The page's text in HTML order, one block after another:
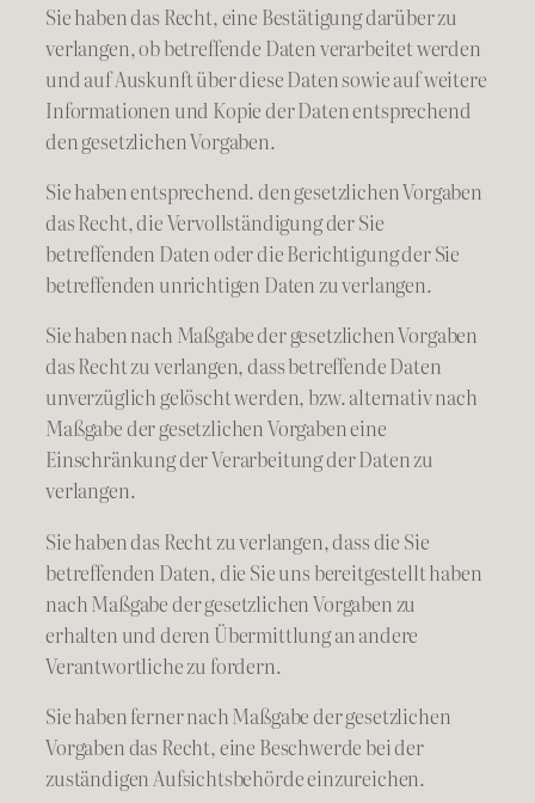
Sie haben das Recht, eine Bestätigung darüber zu
verlangen, ob betreffende Daten verarbeitet werden
und auf Auskunft über diese Daten sowie auf weitere
Informationen und Kopie der Daten entsprechend
den gesetzlichen Vorgaben.
Sie haben entsprechend. den gesetzlichen Vorgaben
das Recht, die Vervollständigung der Sie
betreffenden Daten oder die Berichtigung der Sie
betreffenden unrichtigen Daten zu verlangen.
Sie haben nach Maßgabe der gesetzlichen Vorgaben
das Recht zu verlangen, dass betreffende Daten
unverzüglich gelöscht werden, bzw. alternativ nach
Maßgabe der gesetzlichen Vorgaben eine
Einschränkung der Verarbeitung der Daten zu
verlangen.
Sie haben das Recht zu verlangen, dass die Sie
betreffenden Daten, die Sie uns bereitgestellt haben
nach Maßgabe der gesetzlichen Vorgaben zu
erhalten und deren Übermittlung an andere
Verantwortliche zu fordern.
Sie haben ferner nach Maßgabe der gesetzlichen
Vorgaben das Recht, eine Beschwerde bei der
zuständigen Aufsichtsbehörde einzureichen.